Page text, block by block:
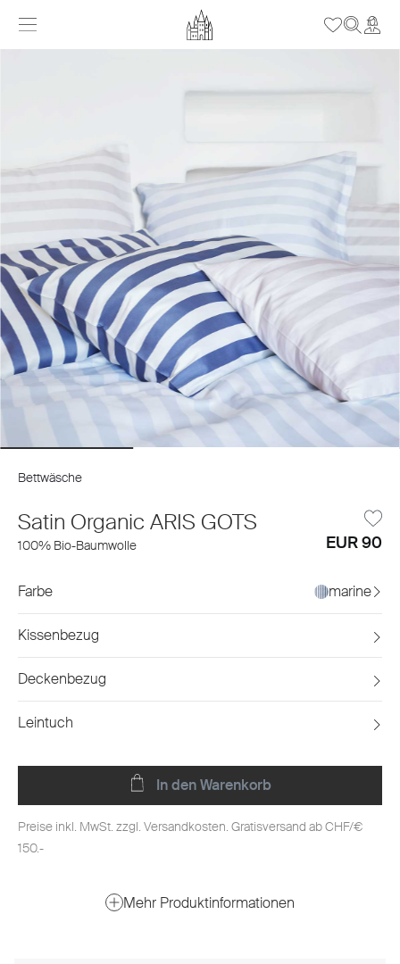
Bettwäsche
Satin Organic ARIS GOTS
100% Bio-Baumwolle EUR 90
Farbe marine
Kissenbezug
Deckenbezug
Leintuch
In den Warenkorb
Preise inkl. MwSt. zzgl. Versandkosten. Gratisversand ab CHF/€
150.-
Mehr Produktinformationen